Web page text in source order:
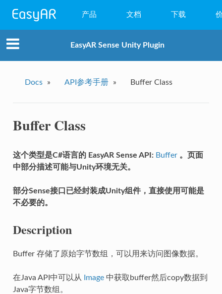
产品
小程序AR
EasyAR Mega
文档 下载
EasyAR Sense Unity Plugin
Docs » API参考手册 » Buffer Class
Buffer Class
这个类型是C#语言的 EasyAR Sense API: Buffer 。页面
中部分描述可能与Unity环境无关。
部分Sense接口已经封装成Unity组件，直接使用可能是
不必要的。
Description
Buffer 存储了原始字节数组，可以用来访问图像数据。
在Java API中可以从 Image中获取buffer然后copy数据到
Java字节数组。